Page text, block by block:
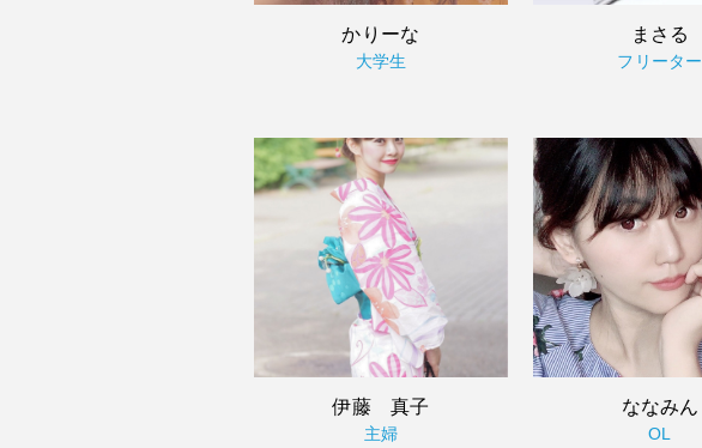
かりーな
大学生
まさる
フリーター
伊藤 真子
主婦
ななみん
OL